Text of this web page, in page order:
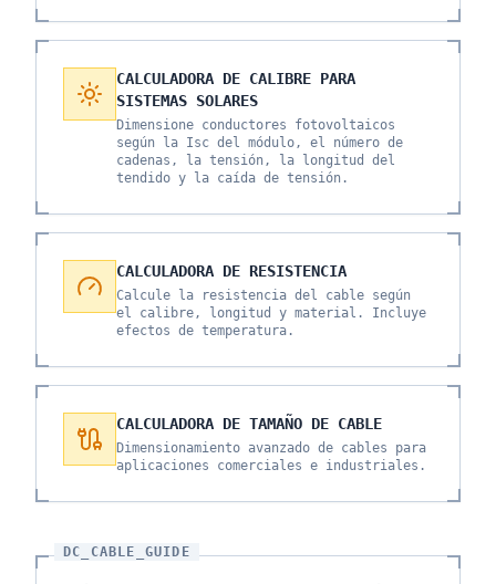
CALCULADORA DE CALIBRE PARA
SISTEMAS SOLARES
Dimensione conductores fotovoltaicos
según la Isc del módulo, el número de
cadenas, la tensión, la longitud del
tendido y la caída de tensión.
CALCULADORA DE RESISTENCIA
Calcule la resistencia del cable según
el calibre, longitud y material. Incluye
efectos de temperatura.
CALCULADORA DE TAMAÑO DE CABLE
Dimensionamiento avanzado de cables para
aplicaciones comerciales e industriales.
DC_CABLE_GUIDE